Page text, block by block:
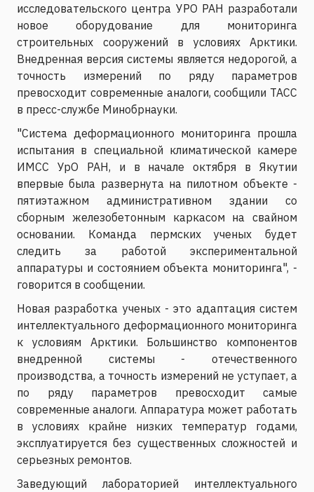
исследовательского центра УРО РАН разработали
новое оборудование для мониторинга
строительных сооружений в условиях Арктики.
Внедренная версия системы является недорогой, а
точность измерений по ряду параметров
превосходит современные аналоги, сообщили ТАСС
в пресс-службе Минобрнауки.
"Система деформационного мониторинга прошла
испытания в специальной климатической камере
ИМСС УрО РАН, и в начале октября в Якутии
впервые была развернута на пилотном объекте -
пятиэтажном административном здании со
сборным железобетонным каркасом на свайном
основании. Команда пермских ученых будет
следить за работой экспериментальной
аппаратуры и состоянием объекта мониторинга", -
говорится в сообщении.
Новая разработка ученых - это адаптация систем
интеллектуального деформационного мониторинга
к условиям Арктики. Большинство компонентов
внедренной системы - отечественного
производства, а точность измерений не уступает, а
по ряду параметров превосходит самые
современные аналоги. Аппаратура может работать
в условиях крайне низких температур годами,
эксплуатируется без существенных сложностей и
серьезных ремонтов.
Заведующий лабораторией интеллектуального